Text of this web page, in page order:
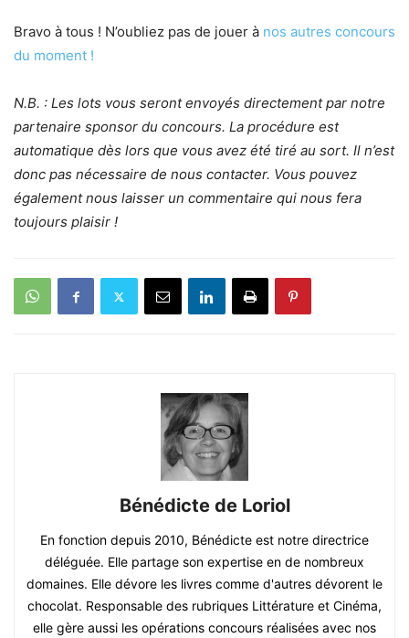
Bravo à tous ! N’oubliez pas de jouer à nos autres concours
du moment !
N.B. : Les lots vous seront envoyés directement par notre
partenaire sponsor du concours. La procédure est
automatique dès lors que vous avez été tiré au sort. Il n’est
donc pas nécessaire de nous contacter. Vous pouvez
également nous laisser un commentaire qui nous fera
toujours plaisir !
Bénédicte de Loriol
En fonction depuis 2010, Bénédicte est notre directrice
déléguée. Elle partage son expertise en de nombreux
domaines. Elle dévore les livres comme d'autres dévorent le
chocolat. Responsable des rubriques Littérature et Cinéma,
elle gère aussi les opérations concours réalisées avec nos